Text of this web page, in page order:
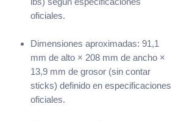
oficiales.
Dimensiones aproximadas: 91,1
mm de alto × 208 mm de ancho ×
13,9 mm de grosor (sin contar
sticks) definido en especificaciones
oficiales.